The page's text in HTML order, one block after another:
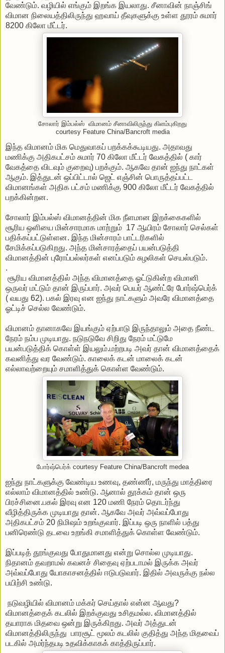
வேண்டும். வழியில் எங்கும் இறங்க இயலாது. சீனாவின் நாஞ்சிங்
விமான நிலையத்திலிருந்து ஹவாய் தீவுகளுக்கு உள்ள தூரம் சுமார்
8200 கிலோ மீட்டர்.
சோலார் இம்பல்ஸ் விமானம் சீனாவிலிருந்து கிளம்புகிறது
courtesy Feature China/Bancroft media
இந்த விமானம் மிக மெதுவாகப் பறக்கக்கூடியது. அதாவது
மணிக்கு அதிகபட்சம் சுமார் 70 கிலோ மீட்டர் வேகத்தில் ( கார்
வேகத்தை விடவும் குறைவு) பறக்கும். ஆகவே தான் ஐந்து நாட்கள்
ஆகும். இத்துடன் ஒப்பிட்டால் ஜெட் எஞ்சின் பொருத்தப்பட்ட
விமானங்கள் அதிக பட்சம் மணிக்கு 900 கிலோ மீட்டர் வேகத்தில்
பறக்கின்றன.
சோலார் இம்பல்ஸ் விமானத்தின் மிக நீளமான இறக்கைகளில்
சூரிய ஒளியை மின்சாரமாக மாற்றும் 17 ஆயிரம் சோலார் செல்கள்
பதிக்கப்பட்டுள்ளன. இந்த மின்சாரம் பாட்டரிகளில்
சேமிக்கப்படுகிறது. அந்த மின்சாரத்தைப் பயன்படுத்தி
விமானத்தின் புரோப்பல்லர்கள் எனப்படும் சுழலிகள் செயல்படும்.
.
சூரிய விமானத்தில் அந்த விமானத்தை ஓட்டுகின்ற விமானி
ஒருவர் மட்டும் தான் இருப்பார். அவர் பெயர் ஆண்ட்ரே போர்ஷ்பெர்க்
( வயது 62). பகல் இரவு என ஐந்து நாட்களும் அவரே விமானத்தை
ஓட்டிச் செல்ல வேண்டும்.
விமானம் தானாகவே இயங்கும் ஏற்பாடு இருந்தாலும் அதை நீண்ட
நேரம் நம்ப முடியாது. நடுநடுவே சிறிது நேரம் மட்டுமே
பயன்படுத்திக் கொள்ள் இயலும்.மற்றபடி அவர் தான் விமானத்தைக்
கவனித்து வர வேண்டும். காலைக் கடன் மாலைக் கடன்
எல்லாவற்றையும் சமாளித்துக் கொள்ள வேண்டும்.
போர்ஷ்பெர்க் courtesy Feature China/Bancroft medea
ஐந்து நாட்களுக்கு வேண்டிய உணவு, தண்ணீர், மருந்து மாத்திரை
எல்லாம் விமானத்தில் உண்டு. ஆனால் தூக்கம் தான் ஒரு
பிரச்சினை.பகல் இரவு என 120 மணி நேரம் தொடர்ந்து
வீழித்திருக்க முடியாது தான். ஆகவே அவர் அவ்வப்போது
அதிகபட்சம் 20 நிமிஷம் உறங்குவார். இப்படி ஒரு நாளில் பத்து
பனிரெண்டு தடவை உறங்கி சமாளித்துக் கொள்ள வேண்டும்.
இப்படித் தூங்குவது போதுமானது என்று சொல்ல முடியாது.
நிதானம் தவறாமல் கவனச் சிதைவு ஏற்படாமல் இருக்க அவர்
அவ்வப்போது யோகாசனத்தில் ஈடுபடுவார். இதில் அவருக்கு நல்ல
பயிற்சி உண்டு.
நடுவழியில் விமானம் மக்கர் செய்தால் என்ன ஆவது?
விமானத்தைக் கடலில் இறக்குவது உசிதமல்ல. விமானத்தில்
தயாராக மிதவை ஒன்று இருக்கிறது. அவர் அத்துடன்
விமானத்திலிருந்து பாரசூட் மூலம் கடலில் குதித்து அந்த மிதவைப்
படகில் அமர்ந்தபடி உதவிக்காகக் காத்திருப்பார்.